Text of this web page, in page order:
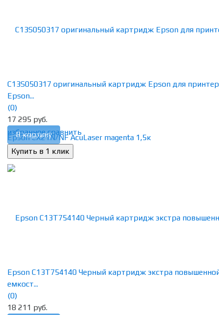
избранное сравнить
C13S050317 оригинальный картридж Epson для
Epson...
(0)
17 295 руб.
В корзину
Epson C13T754140 Черный картридж экстра
емкост...
(0)
18 211 руб.